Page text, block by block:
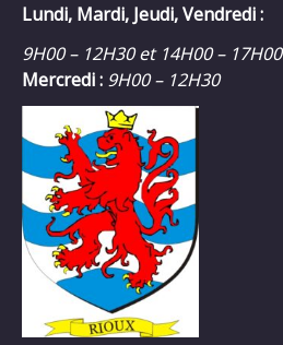
Lundi, Mardi, Jeudi, Vendredi :
9H00 – 12H30 et 14H00 – 17H00
Mercredi : 9H00 – 12H30